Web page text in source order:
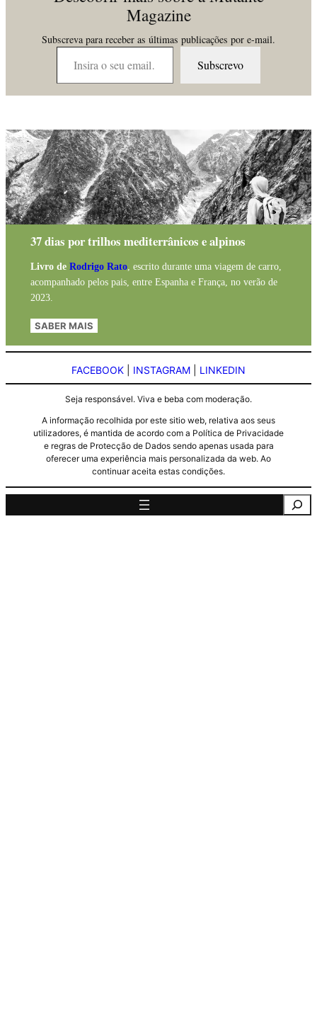
Magazine
Subscreva para receber as últimas publicações por e-mail.
Insira o seu email…
Subscrevo
37 dias por trilhos mediterrânicos e alpinos
Livro de Rodrigo Rato, escrito durante uma viagem de carro,
acompanhado pelos pais, entre Espanha e França, no verão de
2023.
SABER MAIS
FACEBOOK INSTAGRAM LINKEDIN
Seja responsável. Viva e beba com moderação.
A informação recolhida por este sitio web, relativa aos seus
utilizadores, é mantida de acordo com a Política de Privacidade
e regras de Protecção de Dados sendo apenas usada para
oferecer uma experiência mais personalizada da web. Ao
continuar aceita estas condições.